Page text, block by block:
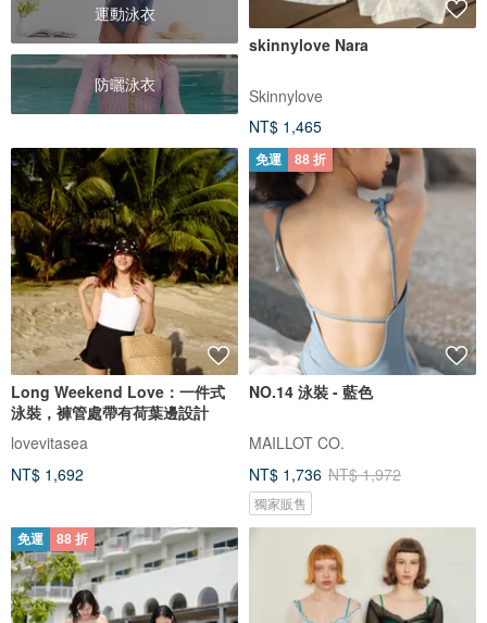
運動泳衣
防曬泳衣
skinnylove Nara
Skinnylove
NT$ 1,465
Long Weekend Love：一件式
泳裝，褲管處帶有荷葉邊設計
lovevitasea
NT$ 1,692
免運 88 折
NO.14 泳裝 - 藍色
MAILLOT CO.
NT$ 1,736 NT$ 1,972
獨家販售
免運 88 折